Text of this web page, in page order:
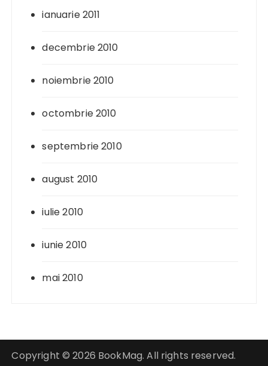
ianuarie 2011
decembrie 2010
noiembrie 2010
octombrie 2010
septembrie 2010
august 2010
iulie 2010
iunie 2010
mai 2010
Copyright © 2026 BookMag. All rights reserved.